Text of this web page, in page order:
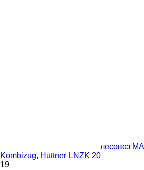
лесовоз
Kombizug, Huttner LNZK 20
19